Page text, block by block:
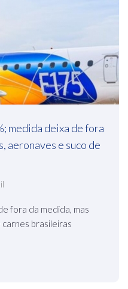
medida deixa de fora
e suco de
fora da medida, mas
brasileiras